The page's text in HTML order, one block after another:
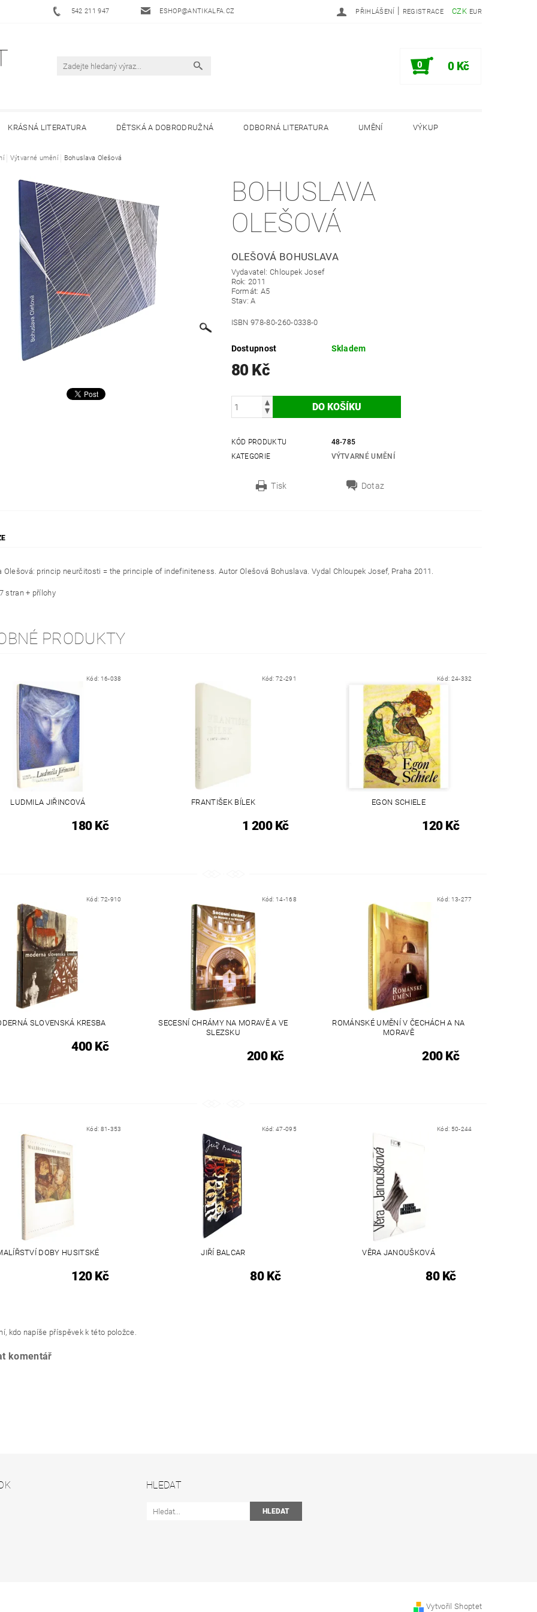
542 211 947 ESHOP@ANTIKALFA.CZ CZK EUR
PŘIHLÁŠENÍ | REGISTRACE
0 0 Kč
KRÁSNÁ LITERATURA DĚTSKÁ A DOBRODRUŽNÁ ODBORNÁ LITERATURA UMĚNÍ VÝKUP
ANTIKVARIÁTU ALFA HODNOCENÍ OBCHODU
Výtvarné umění Bohuslava Olešová
BOHUSLAVA
OLEŠOVÁ
OLEŠOVÁ BOHUSLAVA
Vydavatel: Chloupek Josef
Rok: 2011
Formát: A5
Stav: A
ISBN 978-80-260-0338-0
Dostupnost Skladem
80 Kč
KÓD PRODUKTU
48-785
KATEGORIE
VÝTVARNÉ UMĚNÍ
Tisk Dotaz
Olešová: princip neurčitosti = the principle of indefiniteness. Autor Olešová Bohuslava. Vydal Chloupek Josef, Praha 2011.
stran + přílohy
PRODUKTY
Kód: 16-038
LUDMILA JIŘINCOVÁ
180 Kč
Kód:72-291
FRANTIŠEK BÍLEK
1 200 Kč
Kód: 24-332
EGON SCHIELE
120 Kč
Kód: 72-910
SLOVENSKÁ KRESBA
400 Kč
Kód: 14-168
SECESNÍ CHRÁMY NA MORAVĚ A VE
SLEZSKU
200 Kč
Kód: 13-277
ROMÁNSKÉ UMĚNÍ V ČECHÁCH A NA
MORAVĚ
200 Kč
Kód: 81-353
DOBY HUSITSKÉ
120 Kč
Kód:47-095
JIŘÍ BALCAR
80 Kč
Kód: 50-244
VĚRA JANOUŠKOVÁ
80 Kč
kdo napíše příspěvek k této položce.
komentář
HLEDAT
Vytvořil Shoptet